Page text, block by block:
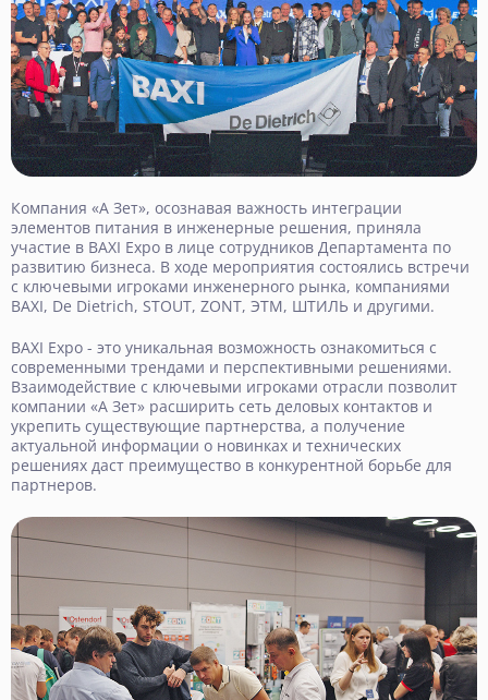
Компания «А Зет», осознавая важность интеграции
элементов питания в инженерные решения, приняла
участие в BAXI Expo в лице сотрудников Департамента по
развитию бизнеса. В ходе мероприятия состоялись встречи
с ключевыми игроками инженерного рынка, компаниями
BAXI, De Dietrich, STOUT, ZONT, ЭТМ, ШТИЛЬ и другими.
BAXI Expo - это уникальная возможность ознакомиться с
современными трендами и перспективными решениями.
Взаимодействие с ключевыми игроками отрасли позволит
компании «А Зет» расширить сеть деловых контактов и
укрепить существующие партнерства, а получение
актуальной информации о новинках и технических
решениях даст преимущество в конкурентной борьбе для
партнеров.